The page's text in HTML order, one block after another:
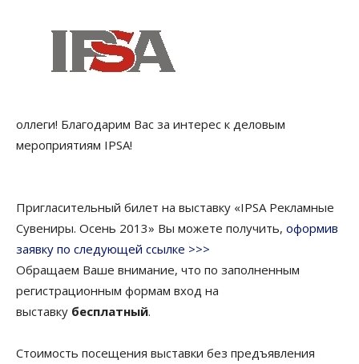
оллеги! Благодарим Вас за интерес к деловым
мероприятиям IPSA!
Пригласительный билет на выставку «IPSA Рекламные
Сувениры. Осень 2013» Вы можете получить, оформив
заявку по следующей ссылке >>>
Обращаем Ваше внимание, что по заполненным
регистрационным формам вход на
выставку бесплатный.
Стоимость посещения выставки без предъявления